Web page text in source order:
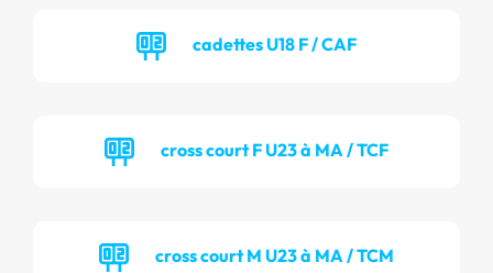
cadettes U18 F / CAF
cross court F U23 à MA / TCF
cross court M U23 à MA / TCM